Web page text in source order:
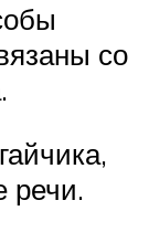
со
речи.